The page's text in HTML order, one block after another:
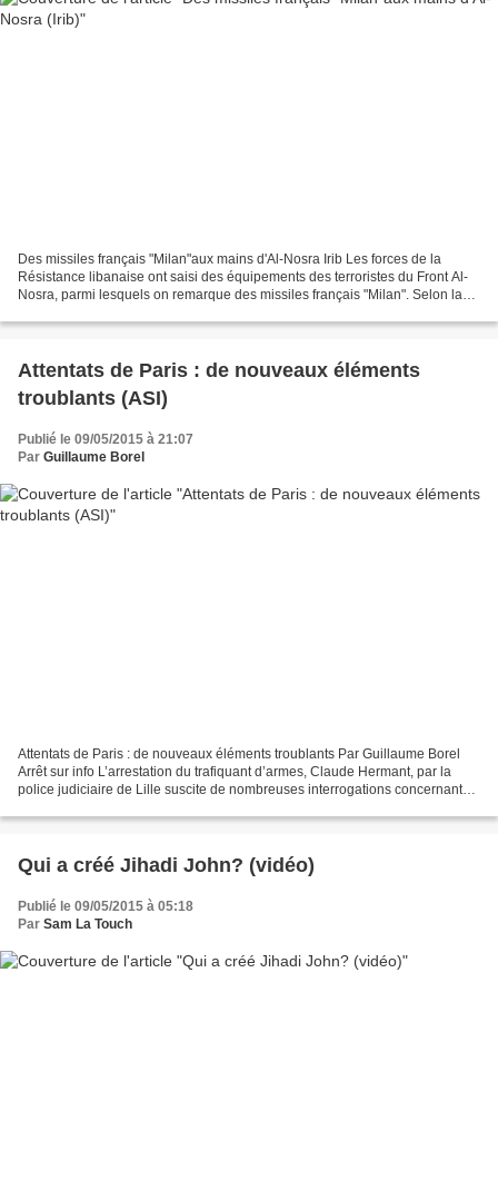
Des missiles français "Milan"aux mains d'Al-Nosra Irib Les forces de la
Résistance libanaise ont saisi des équipements des terroristes du Front Al-
Nosra, parmi lesquels on remarque des missiles français "Milan". Selon la
Attentats de Paris : de nouveaux éléments
troublants (ASI)
Publié le 09/05/2015 à 21:07
Par Guillaume Borel
Attentats de Paris : de nouveaux éléments troublants Par Guillaume Borel
Arrêt sur info L’arrestation du trafiquant d’armes, Claude Hermant, par la
police judiciaire de Lille suscite de nombreuses interrogations concernant
Qui a créé Jihadi John? (vidéo)
Publié le 09/05/2015 à 05:18
Par Sam La Touch